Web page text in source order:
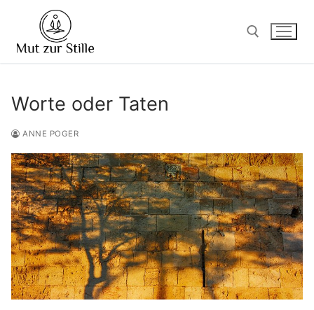
springen
Worte oder Taten
ANNE POGER